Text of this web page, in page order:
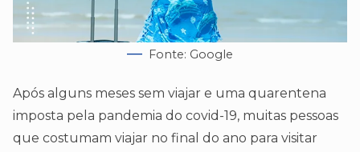
Fonte: Google
Após alguns meses sem viajar e uma quarentena
imposta pela pandemia do covid-19, muitas pessoas
que costumam viajar no final do ano para visitar